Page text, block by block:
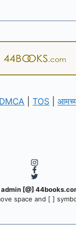
DMCA TOS
[@]
space and [ ]